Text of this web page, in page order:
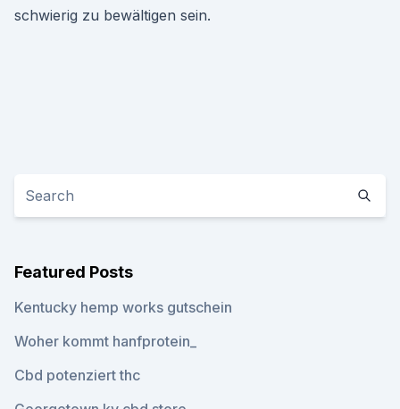
schwierig zu bewältigen sein.
Featured Posts
Kentucky hemp works gutschein
Woher kommt hanfprotein_
Cbd potenziert thc